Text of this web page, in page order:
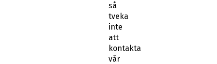
så
tveka
inte
att
kontakta
vår